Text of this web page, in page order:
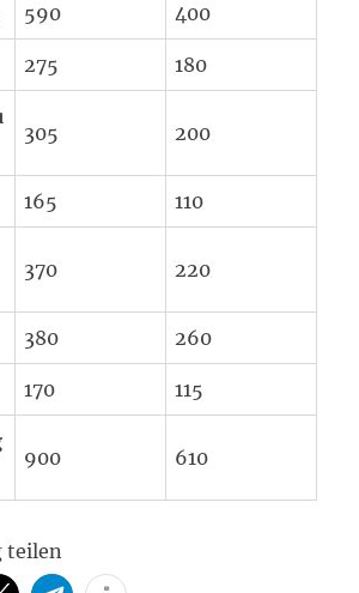
590 400
275 180
305 200
165 110
370 220
380 260
170 115
900 610
teilen